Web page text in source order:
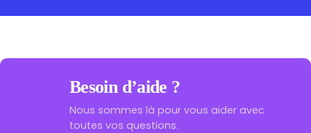
Besoin d’aide ?
Nous sommes là pour vous aider avec
toutes vos questions.